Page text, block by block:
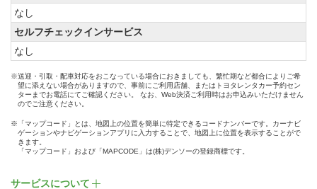
なし
セルフチェックインサービス
なし
※送迎・引取・配車対応をおこなっている場合におきましても、繁忙期など都合によりご希
望に添えない場合がありますので、事前にご利用店舗、またはトヨタレンタカー予約セン
ターまでお電話にてご確認ください。 なお、Web決済ご利用時はお申込みいただけません
のでご注意ください。
※「マップコード」とは、地図上の位置を簡単に特定できるコードナンバーです。カーナビ
ゲーションやナビゲーションアプリに入力することで、地図上に位置を表示することがで
きます。
「マップコード」および「MAPCODE」は(株)デンソーの登録商標です。
サービスについて